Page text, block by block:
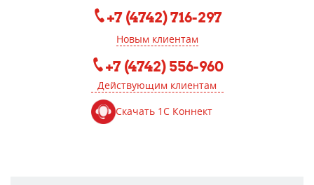
+7 (4742) 716-297
Новым клиентам
+7 (4742) 556-960
Действующим клиентам
Скачать 1С Коннект